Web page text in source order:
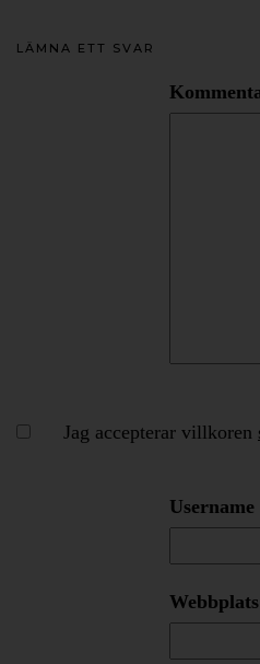
LÄMNA ETT SVAR
Jag accepterar villkoren
Username
Webbplats